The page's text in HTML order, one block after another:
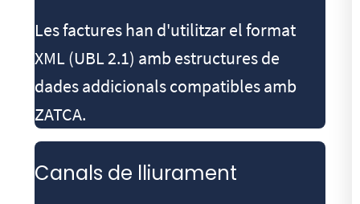
Les factures han d'utilitzar el format
XML (UBL 2.1) amb estructures de
dades addicionals compatibles amb
ZATCA.
Canals de lliurament